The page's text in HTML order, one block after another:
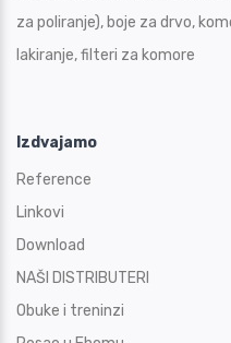
za poliranje), boje za drvo,
lakiranje, filteri za komore
Izdvajamo
Reference
Linkovi
Download
NAŠI DISTRIBUTERI
Obuke i treninzi